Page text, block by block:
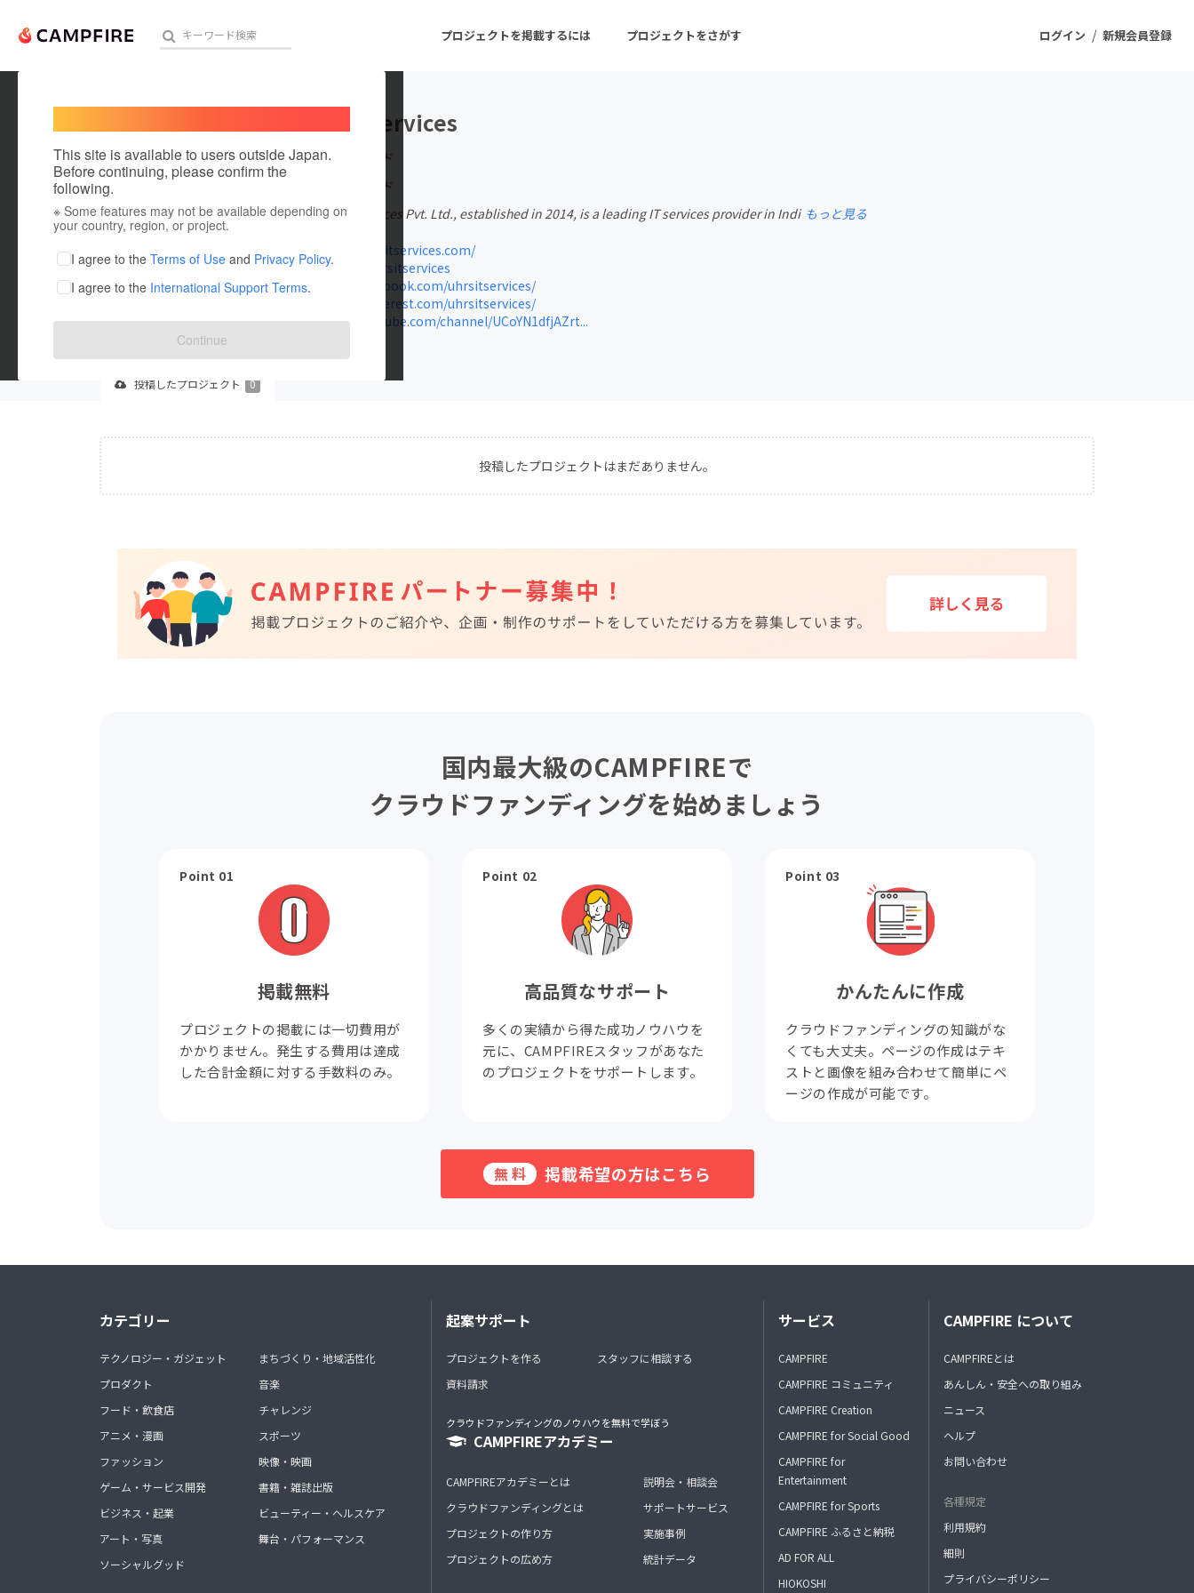
ログイン / 新規会員登録
プロジェクトを掲載するには プロジェクトをさがす
人気のプロジェクト 注目のリターン
アート・写真 音楽 舞台・パフォーマンス
テクノロジー・ガジェット
ゲーム・サービス開発
映像・映画
書籍・雑誌出版
ビジネス・起業
チャレンジ
まちづくり・地域活性化
This site is available to users outside Japan.
Before continuing, please confirm the
following.
※ Some features may not be available depending on
your country, region, or project.
I agree to the Terms of Use and Privacy Policy.
I agree to the International Support Terms.
Continue
uhrsitservices
在住国：インド
出身国：インド
UHRS IT Services Pvt. Ltd., established in 2014, is a leading IT services provider in Indi もっと見る
www.uhrsitservices.com/
x.com/uhrsitservices
www.facebook.com/uhrsitservices/
www.pinterest.com/uhrsitservices/
www.youtube.com/channel/UCoYN1dfjAZrt...
投稿したプロジェクト 0
投稿したプロジェクトはまだありません。
国内最大級のCAMPFIREで
クラウドファンディングを始めましょう
Point 01
掲載無料
プロジェクトの掲載には一切費用が
かかりません。発生する費用は達成
した合計金額に対する手数料のみ。
Point 02
高品質なサポート
多くの実績から得た成功ノウハウを
元に、CAMPFIREスタッフがあなた
のプロジェクトをサポートします。
Point 03
かんたんに作成
クラウドファンディングの知識がな
くても大丈夫。ページの作成はテキ
ストと画像を組み合わせて簡単にペ
ージの作成が可能です。
無料 掲載希望の方はこちら
カテゴリー
テクノロジー・ガジェット
プロダクト
フード・飲食店
アニメ・漫画
ファッション
ゲーム・サービス開発
ビジネス・起業
アート・写真
ソーシャルグッド
まちづくり・地域活性化
音楽
チャレンジ
スポーツ
映像・映画
書籍・雑誌出版
ビューティー・ヘルスケア
舞台・パフォーマンス
起案サポート
プロジェクトを作る
資料請求
スタッフに相談する
クラウドファンディングのノウハウを無料で学ぼう
CAMPFIREアカデミー
CAMPFIREアカデミーとは
クラウドファンディングとは
プロジェクトの作り方
プロジェクトの広め方
説明会・相談会
サポートサービス
実施事例
統計データ
サービス
CAMPFIRE
CAMPFIRE コミュニティ
CAMPFIRE Creation
CAMPFIRE for Social Good
CAMPFIRE for
Entertainment
CAMPFIRE for Sports
CAMPFIRE ふるさと納税
AD FOR ALL
HIOKOSHI
CAMPFIRE について
CAMPFIREとは
あんしん・安全への取り組み
ニュース
ヘルプ
お問い合わせ
各種規定
利用規約
細則
プライバシーポリシー